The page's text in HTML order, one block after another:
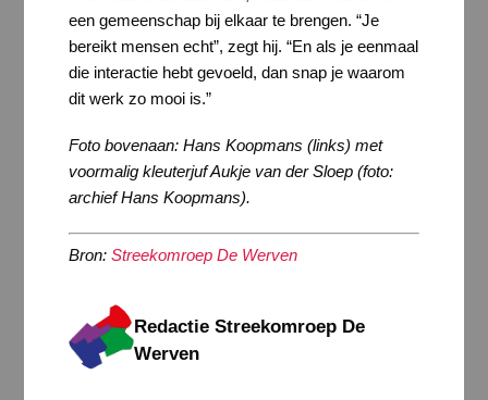
een gemeenschap bij elkaar te brengen. “Je
bereikt mensen echt”, zegt hij. “En als je eenmaal
die interactie hebt gevoeld, dan snap je waarom
dit werk zo mooi is.”
Foto bovenaan: Hans Koopmans (links) met
voormalig kleuterjuf Aukje van der Sloep (foto:
archief Hans Koopmans).
Bron: Streekomroep De Werven
Redactie Streekomroep De
Werven